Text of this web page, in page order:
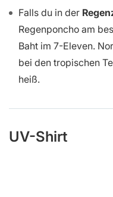
Falls du in der
Regenponcho am
Baht im 7-Eleven.
bei den tropischen
heiß.
UV-Shirt